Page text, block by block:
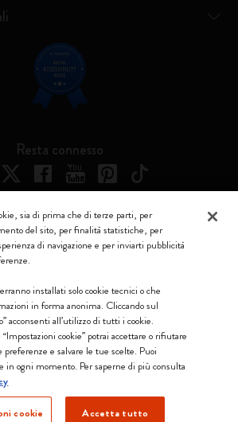
Resta connesso
Accettiamo
registrato di Moleskine Srl a socio unico
- Via Bergognone, 34 – 20144 Milano -
sia di prima che di terze parti, per
del sito, per finalità statistiche, per
di navigazione e per inviarti pubblicità
installati solo cookie tecnici o che
in forma anonima. Cliccando sul
acconsenti all’utilizzo di tutti i cookie.
cookie” potrai accettare o rifiutare
preferenze e salvare le tue scelte. Puoi
in ogni momento. Per saperne di più consulta
cookie Accetta tutto